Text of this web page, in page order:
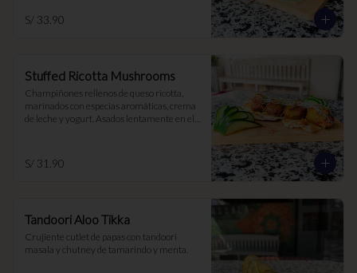
S/ 33.90
Stuffed Ricotta Mushrooms
Champiñones rellenos de queso ricotta,
marinados con especias aromáticas, crema
de leche y yogurt. Asados lentamente en el
S/ 31.90
Tandoori Aloo Tikka
Crujiente cutlet de papas con tandoori
masala y chutney de tamarindo y menta.